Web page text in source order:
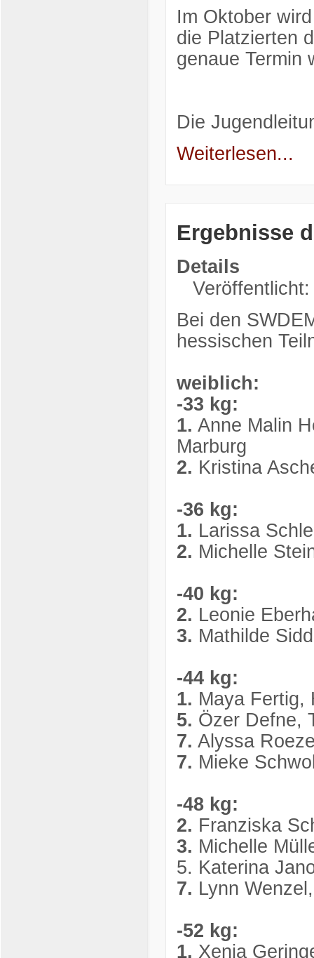
Im Oktober
die Platzierten
genaue Termin
Die
Weiterlesen...
Ergebnisse
Details
Bei den
hessischen
weiblich:
-33 kg:
1. Anne Malin
Marburg
2. Kristina
-36 kg:
1. Larissa
2. Michelle
-40 kg:
2. Leonie
3. Mathilde
-44 kg:
1. Maya Fertig,
5. Özer Defne,
7. Alyssa
7. Mieke
-48 kg:
2. Franziska
3. Michelle
5. Katerina
7. Lynn
-52 kg:
1. Xenia